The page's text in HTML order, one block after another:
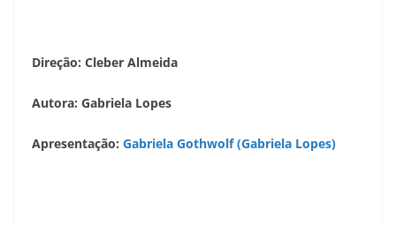
Direção: Cleber Almeida
Autora: Gabriela Lopes
Apresentação: Gabriela Gothwolf (Gabriela Lopes)